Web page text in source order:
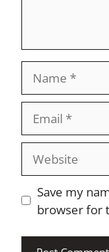
Save my
browser for